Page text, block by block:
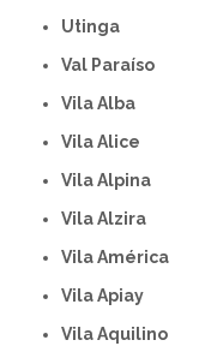
Utinga
Val Paraíso
Vila Alba
Vila Alice
Vila Alpina
Vila Alzira
Vila América
Vila Apiay
Vila Aquilino